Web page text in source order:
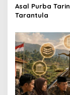
Asal Purba
Tarantula